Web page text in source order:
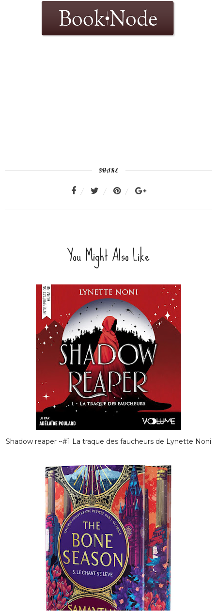
SHARE
You Might Also Like
Shadow reaper ~#1 La traque des faucheurs de Lynette Noni